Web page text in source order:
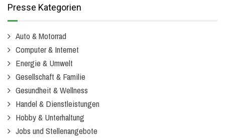
Presse Kategorien
Auto & Motorrad
Computer & Internet
Energie & Umwelt
Gesellschaft & Familie
Gesundheit & Wellness
Handel & Dienstleistungen
Hobby & Unterhaltung
Jobs und Stellenangebote